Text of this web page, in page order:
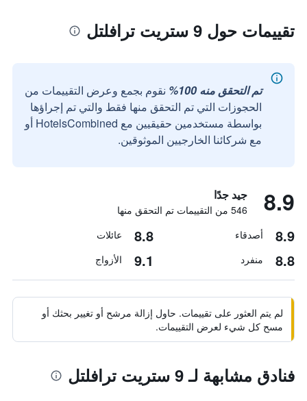
تقييمات حول 9 ستريت ترافلتل
تم التحقق منه 100%
نقوم بجمع وعرض التقييمات من
الحجوزات التي تم التحقق منها فقط والتي تم إجراؤها
بواسطة مستخدمين حقيقيين مع HotelsCombined أو
مع شركائنا الخارجيين الموثوقين.
8.9 جيد جدًا
546 من التقييمات تم التحقق منها
8.9 أصدقاء 8.8 عائلات
8.8 منفرد 9.1 الأزواج
لم يتم العثور على تقييمات. حاول إزالة مرشح أو تغيير بحثك أو
مسح كل شيء لعرض التقييمات.
فنادق مشابهة لـ 9 ستريت ترافلتل